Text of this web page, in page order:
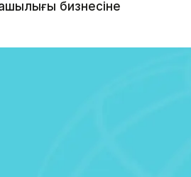
бизнесіне